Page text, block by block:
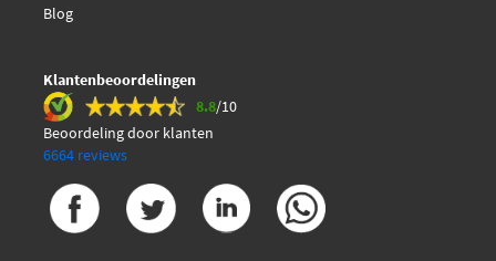
Blog
Klantenbeoordelingen
8.8/10
Beoordeling door klanten
6664 reviews